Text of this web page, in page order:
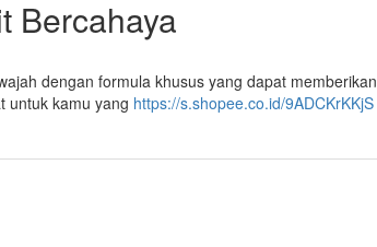
Bercahaya
dengan formula khusus yang dapat memberikan
untuk kamu yang https://s.shopee.co.id/9ADCKrKKjS